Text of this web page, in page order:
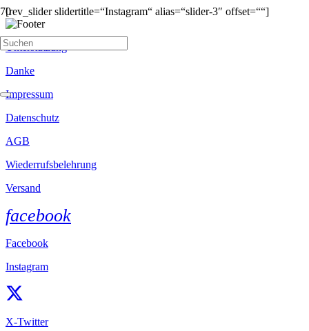
[rev_slider slidertitle=“Instagram“ alias=“slider-3″ offset=““]
Unterstützung
Danke
Impressum
Datenschutz
AGB
Wiederrufsbelehrung
Versand
facebook
Facebook
Instagram
X-Twitter